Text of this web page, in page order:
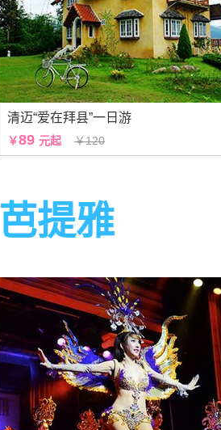
清迈“爱在拜县”一日游
￥89 元起 ￥120
芭提雅